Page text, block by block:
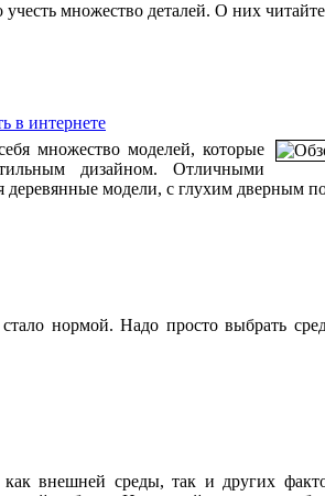
множество деталей. О них читайте
в интернете
множество моделей, которые
дизайном. Отличными
деревянные модели, с глухим дверным
нормой. Надо просто выбрать
внешней среды, так и других